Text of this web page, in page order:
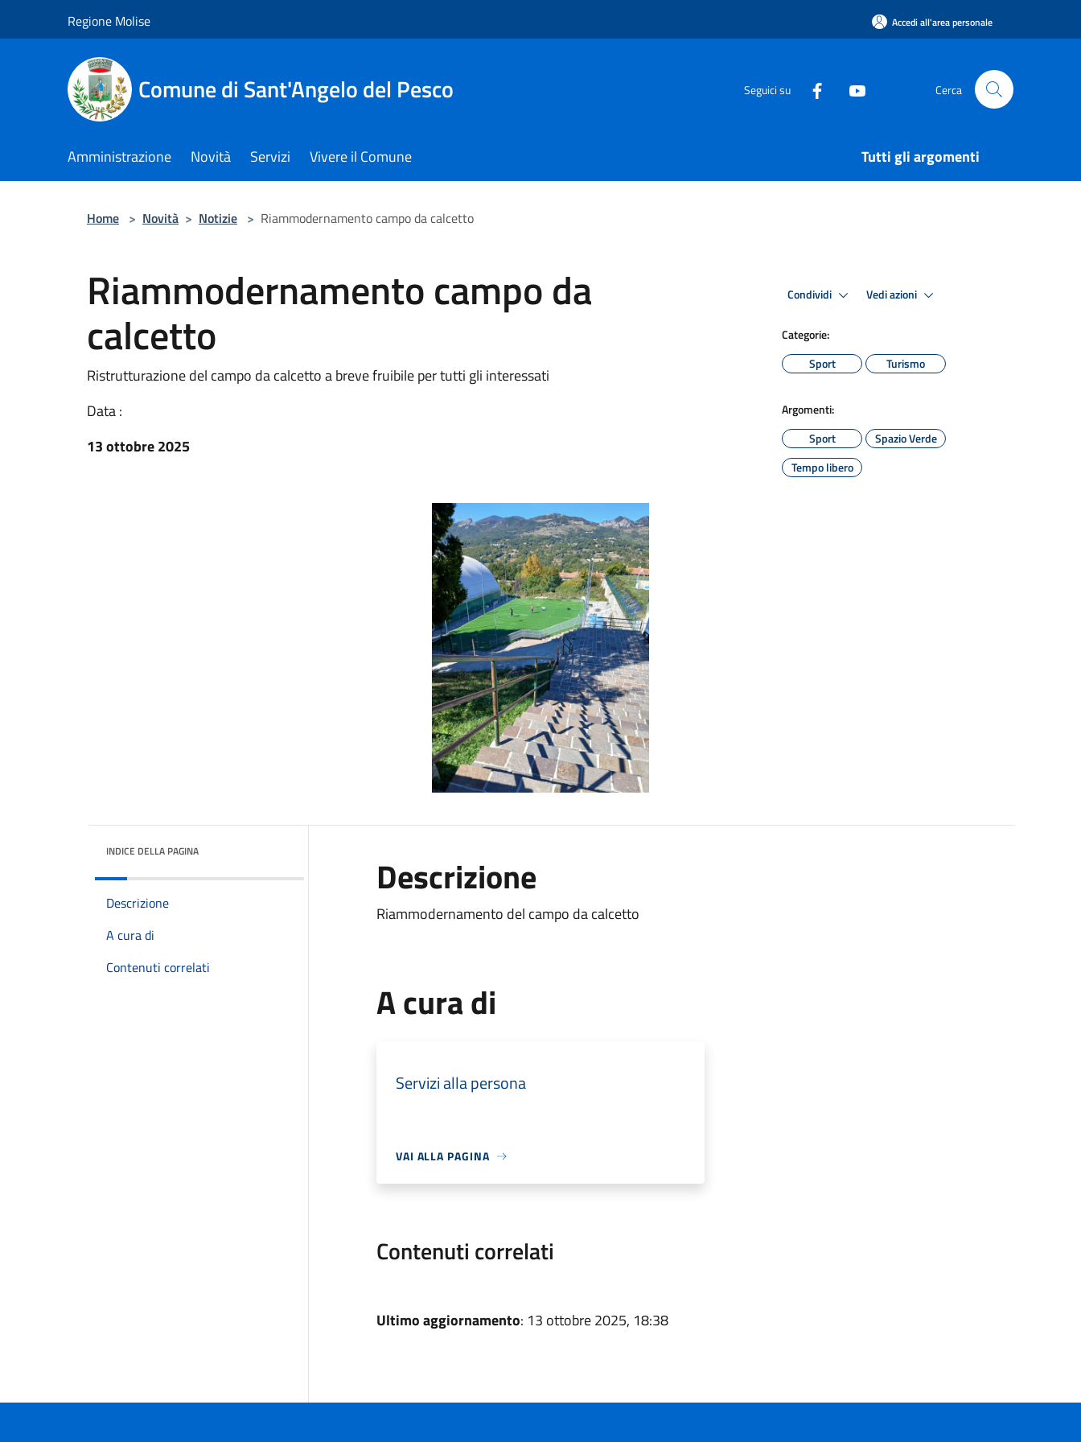
Regione Molise Accedi all'area personale
Comune di Sant'Angelo del Pesco Seguici su Cerca
Amministrazione Novità Servizi Vivere il Comune Tutti gli argomenti
Home > Novità > Notizie > Riammodernamento campo da calcetto
Riammodernamento campo da
calcetto
Ristrutturazione del campo da calcetto a breve fruibile per tutti gli interessati
Data :
13 ottobre 2025
Condividi Vedi azioni
Categorie:
Sport
Turismo
Argomenti:
Sport
Spazio Verde
Tempo libero
INDICE DELLA PAGINA
Descrizione
A cura di
Contenuti correlati
Descrizione
Riammodernamento del campo da calcetto
A cura di
Servizi alla persona
VAI ALLA PAGINA
Contenuti correlati
Ultimo aggiornamento: 13 ottobre 2025, 18:38